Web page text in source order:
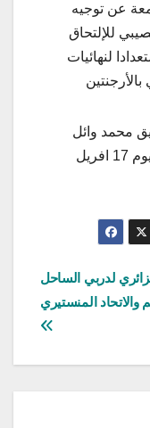
عن توجيه
للإلتحاق
لنهائيات
محمد وائل
الدربالي بتربص المنتخب انطلاقا من يوم 17 افريل
لدربي الساحل
والاتحاد المنستيري